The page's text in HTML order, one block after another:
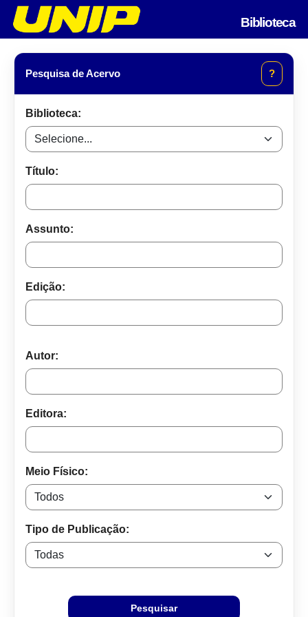
Biblioteca
Pesquisa de Acervo ?
Biblioteca:
Título:
Assunto:
Edição:
Autor:
Editora:
Meio Físico:
Tipo de Publicação:
Pesquisar